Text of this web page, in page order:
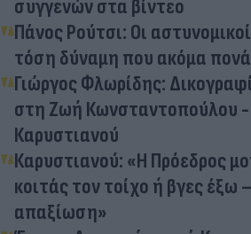
συγγενών στα βίντεο
Πάνος Ρούτσι: Οι
τόση δύναμη που ακόμα
Γιώργος Φλωρίδης:
στη Ζωή Κωνσταντοπούλου -
Καρυστιανού
Καρυστιανού: «Η Πρόεδρος
κοιτάς τον τοίχο ή βγες έξω
απαξίωση»